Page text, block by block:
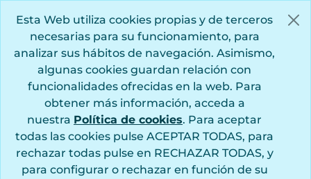
Esta Web utiliza cookies propias y de terceros
necesarias para su funcionamiento, para
analizar sus hábitos de navegación. Asimismo,
algunas cookies guardan relación con
funcionalidades ofrecidas en la web. Para
obtener más información, acceda a
nuestra Política de cookies. Para aceptar
todas las cookies pulse ACEPTAR TODAS, para
rechazar todas pulse en RECHAZAR TODAS, y
para configurar o rechazar en función de su